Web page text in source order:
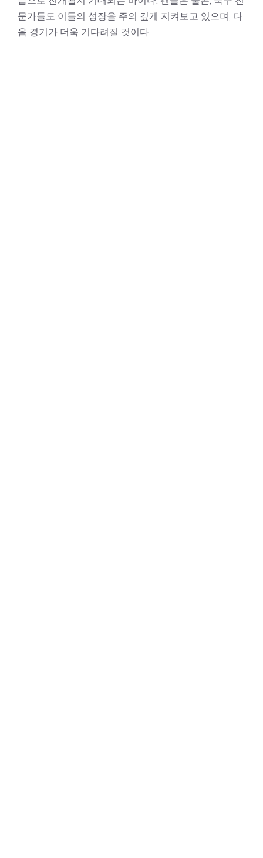
문가들도 이들의 성장을 주의 깊게 지켜보고 있으며, 다
음 경기가 더욱 기다려질 것이다.